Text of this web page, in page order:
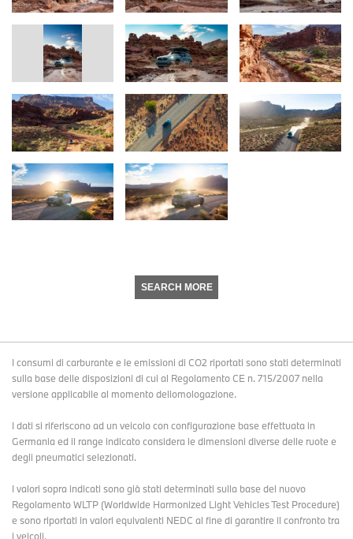
SEARCH MORE
I consumi di carburante e le emissioni di CO2 riportati sono stati determinati
sulla base delle disposizioni di cui al Regolamento CE n. 715/2007 nella
versione applicabile al momento dellomologazione.
I dati si riferiscono ad un veicolo con configurazione base effettuata in
Germania ed il range indicato considera le dimensioni diverse delle ruote e
degli pneumatici selezionati.
I valori sopra indicati sono già stati determinati sulla base del nuovo
Regolamento WLTP (Worldwide Harmonized Light Vehicles Test Procedure)
e sono riportati in valori equivalenti NEDC al fine di garantire il confronto tra
i veicoli.